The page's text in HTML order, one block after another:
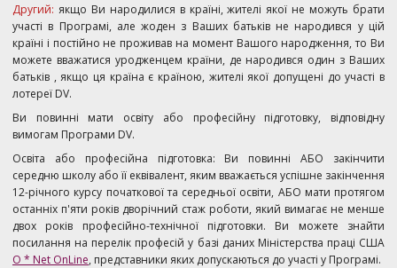
Другий: якщо Ви народилися в країні, жителі якої не можуть брати
участі в Програмі, але жоден з Ваших батьків не народився у цій
країні і постійно не проживав на момент Вашого народження, то Ви
можете вважатися уродженцем країни, де народився один з Ваших
батьків , якщо ця країна є країною, жителі якої допущені до участі в
лотереї DV.
Ви повинні мати освіту або професійну підготовку, відповідну
вимогам Програми DV.
Освіта або професійна підготовка: Ви повинні АБО закінчити
середню школу або її еквівалент, яким вважається успішне закінчення
12-річного курсу початкової та середньої освіти, АБО мати протягом
останніх п'яти років дворічний стаж роботи, який вимагає не менше
двох років професійно-технічної підготовки. Ви можете знайти
посилання на перелік професій у базі даних Міністерства праці США
O * Net OnLine, представники яких допускаються до участі у Програмі.